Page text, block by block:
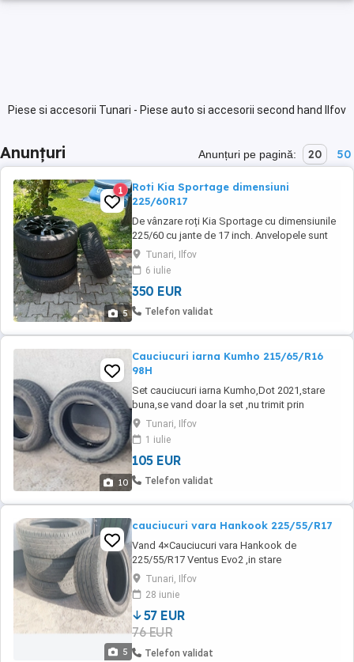
Piese si accesorii Tunari - Piese auto si accesorii second hand Ilfov
Anunțuri Anunțuri pe pagină: 20 50
5
1
Roti Kia Sportage dimensiuni
225/60R17
De vânzare roți Kia Sportage cu dimensiunile
225/60 cu jante de 17 inch. Anvelopele sunt
de iarnă. Prețul este uşor negociabil.
Tunari, Ilfov
6 iulie
350 EUR
Telefon validat
10
Cauciucuri iarna Kumho 215/65/R16
98H
Set cauciucuri iarna Kumho,Dot 2021,stare
buna,se vand doar la set ,nu trimit prin
curier,pret fix.
Tunari, Ilfov
1 iulie
105 EUR
Telefon validat
5
cauciucuri vara Hankook 225/55/R17
Vand 4×Cauciucuri vara Hankook de
225/55/R17 Ventus Evo2 ,in stare
buna,folosite 4 sezoane. Se vand doar 4 ,nu
vand la bucata. Pretul este fix si este pentru
toate 4.
Tunari, Ilfov
28 iunie
57 EUR
76 EUR
Telefon validat